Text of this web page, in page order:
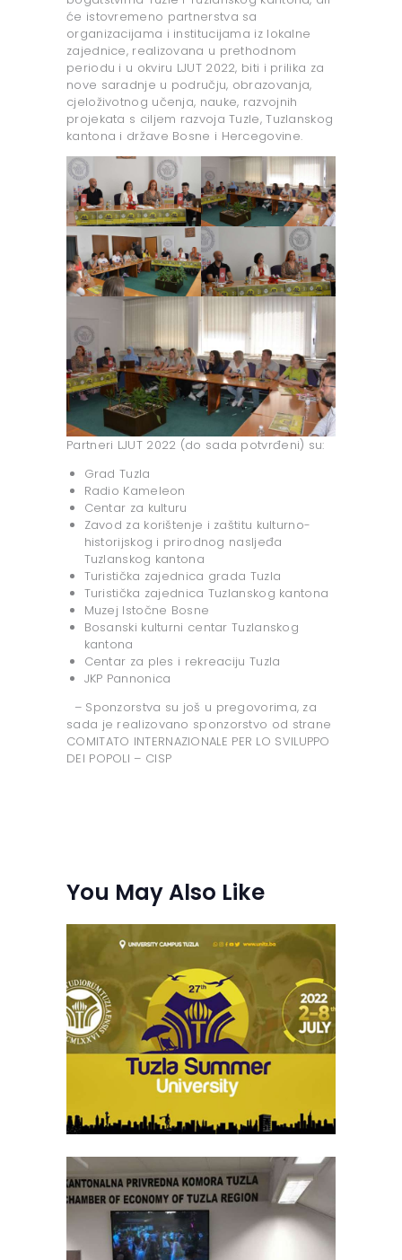
će istovremeno partnerstva sa
organizacijama i institucijama iz lokalne
zajednice, realizovana u prethodnom
periodu i u okviru LJUT 2022, biti i prilika za
nove saradnje u području, obrazovanja,
cjeloživotnog učenja, nauke, razvojnih
projekata s ciljem razvoja Tuzle, Tuzlanskog
kantona i države Bosne i Hercegovine.
Partneri LJUT 2022 (do sada potvrđeni) su:
Grad Tuzla
Radio Kameleon
Centar za kulturu
Zavod za korištenje i zaštitu kulturno-
historijskog i prirodnog nasljeđa
Tuzlanskog kantona
Turistička zajednica grada Tuzla
Turistička zajednica Tuzlanskog kantona
Muzej Istočne Bosne
Bosanski kulturni centar Tuzlanskog
kantona
Centar za ples i rekreaciju Tuzla
JKP Pannonica
– Sponzorstva su još u pregovorima, za
sada je realizovano sponzorstvo od strane
COMITATO INTERNAZIONALE PER LO SVILUPPO
DEI POPOLI – CISP
You May Also Like